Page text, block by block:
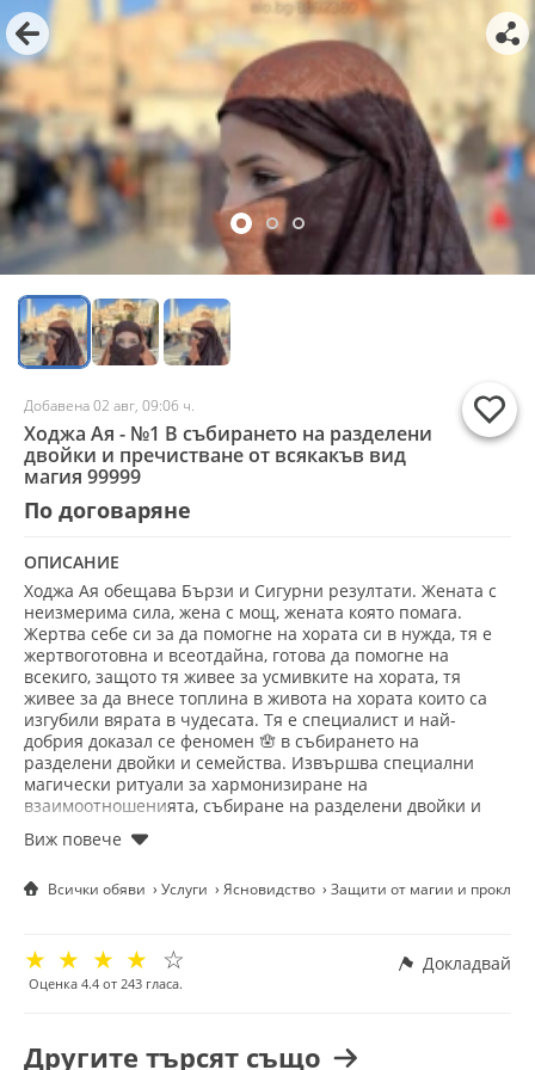
Добавена 02 авг, 09:06 ч.
Ходжа Ая - №1 В събирането на разделени
двойки и пречистване от всякакъв вид
магия 99999
По договаряне
ОПИСАНИЕ
Ходжа Ая обещава Бързи и Сигурни резултати. Жената с
неизмерима сила, жена с мощ, жената която помага.
Жертва себе си за да помогне на хората си в нужда, тя е
жертвоготовна и всеотдайна, готова да помогне на
всекиго, защото тя живее за усмивките на хората, тя
живее за да внесе топлина в живота на хората които са
изгубили вярата в чудесата. Тя е специалист и най-
добрия доказал се феномен 🪬 в събирането на
разделени двойки и семейства. Извършва специални
магически ритуали за хармонизиране на
взаимоотношенията, събиране на разделени двойки и
феномен. Ая е една от малкото останали честни и
невъзможни неща няма. Работи до пълен ефект с ясни и
уверили във възможностите ѝ.
Разполага и владее най-силният и мощен ритуал за
любовна магия с бърз и ефикасен резултат до дни.
се уверете и Вие, нека помогне и на Вас, нека избави и
Всички обяви Услуги Ясновидство Защити от магии и
☆
☆
☆
☆
☆
Оценка4.4 от243 гласа.
Докладвай
Другите търсят също